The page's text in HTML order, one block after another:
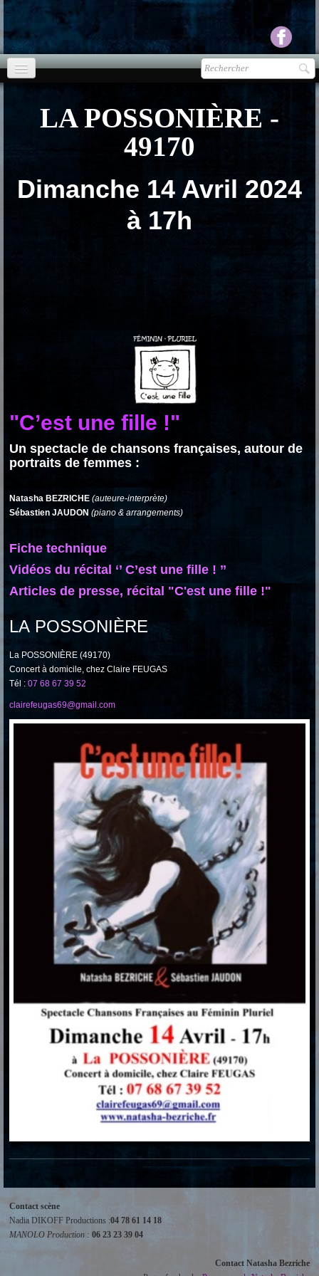
Ecouter Voir▼
LA POSSONIÈRE -
49170
Dimanche 14 Avril 2024
à 17h
"C’est une fille !"
Un spectacle de chansons françaises, autour de
portraits de femmes :
Natasha BEZRICHE (auteure-interprète)
Sébastien JAUDON (piano & arrangements)
Fiche technique
Vidéos du récital ‘’ C’est une fille ! ’’
Articles de presse, récital "C'est une fille !"
LA POSSONIÈRE
La POSSONIÈRE (49170)
Concert à domicile, chez Claire FEUGAS
Tél : 07 68 67 39 52
clairefeugas69@gmail.com
Contact scène
Nadia DIKOFF Productions :04 78 61 14 18
MANOLO Production : 06 23 23 39 04
Contact Natasha Bezriche